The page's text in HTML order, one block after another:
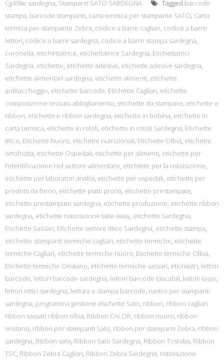
Cg408e sardegna, Stampanti SATO SARDEGNA Tagged barcode
stampa, barcode stampanti, carta termica per stampante SATO, Carta
termica per stampante Zebra, codice a barre cagliari, codice a barre
lettori, codice a barre sardegna, codice a barre stampa sardegna,
coronella, etichettatrice, etichettatrice Sardegna, Etichettatrici
Sardegna, etichette, etichette adesive, etichette adesive sardegna,
etichette alimentari sardegna, etichette alimenti, etichette
antitaccheggio, etichette barcode, Etichette Cagliari, etichette
composizione tessuto abbigliamento, etichette da stampare, etichette e
ribbon, etichette e ribbon sardegna, etichette in bobina, etichette in
carta termica, etichette in rotoli, etichette in rotoli Sardegna, Etichette
ittico, Etichette Nuoro, etichette nutrizionali, Etichette Olbia, etichette
ortofrutta, etichette Ospedali, etichette per alimenti, etichette per
l'identificazione nel settore alimentare, etichette per la ristorazione,
etichette per laboratori analisi, etichette per ospedali, etichette per
prodotti da forno, etichette piatti pronti, etichette prestampate,
etichette prestampate sardegna, etichette produzione, etichette ribbon
sardegna, etichette ristorazione take away, etichette Sardegna,
Etichette Sassari, Etichette settore ittico Sardegna, etichette stampa,
etichette stampanti termiche cagliari, etichette termiche, etichette
termiche Cagliari, etichette termiche nuoro, Etichette termiche Olbia,
Etichette termiche Oristano, etichette termiche sassari, eticnastri, lettori
barcode, lettori barcode sardegna, lettori barcode tascabili, lettori laser,
lettori ottici sardegna, lettura e stampa barcode, nastro per stampanti
sardegna, programma gestione etichette Sato, ribbon, ribbon cagliari
ribbon sassari ribbon olbia, Ribbon CALOR, ribbon nuoro, ribbon
oristano, ribbon per stampanti Sato, ribbon per stampanti Zebra, ribbon
sardegna, Ribbon sato, Ribbon Sato Sardegna, Ribbon Toshiba, Ribbon
TSC, Ribbon Zebra Cagliari, Ribbon Zebra Sardegna, ristorazione